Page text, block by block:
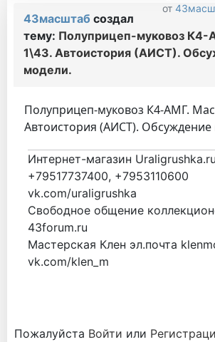
от
43масштаб создал
тему: Полуприцеп-муковоз
1\43. Автоистория (АИСТ).
модели.
Полуприцеп-муковоз К4-АМГ.
Автоистория (АИСТ). Обсуждение
Интернет-магазин
+79517737400, +7953110600
vk.com/uraligrushka
Свободное общение
43forum.ru
Мастерская Клен эл.почта
vk.com/klen_m
Пожалуйста Войти или